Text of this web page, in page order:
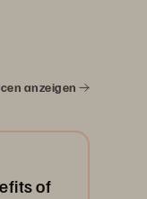
anzeigen
of